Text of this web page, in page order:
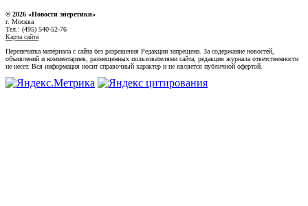
© 2026 «Новости энеретики»
г. Москва
Тел.: (495) 540-52-76
Карта сайта
Перепечатка материала с сайта без разрешения Редакции запрещена. За содержание новостей,
объявлений и комментариев, размещенных пользователями сайта, редакция журнала ответственности
не несет. Вся информация носит справочный характер и не является публичной офертой.